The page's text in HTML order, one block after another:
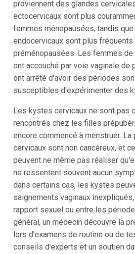
proviennent des glandes
ectocervicaux sont plus
femmes ménopausées, tandis
endocervicaux sont plus
préménopausées. Les femmes
ont accouché par voie vaginale de
ont arrêté d'avoir des périodes
susceptibles d'expérimenter des
Les kystes cervicaux ne sont pas
rencontrés chez les filles
encore commencé à menstruer.
cervicaux sont non cancéreux, et
peuvent ne même pas réaliser
ne ressentent souvent aucun
dans certains cas, les kystes
saignements vaginaux
rapport sexuel ou entre les
général, un médecin découvre la
lors d'examens de routine ou de
conseils d'experts et un soutien